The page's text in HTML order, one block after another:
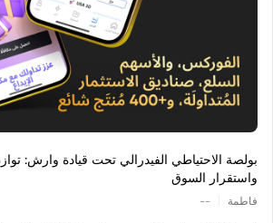
بولصة الاحتياطي الفيدرالي تحت قيادة وارش:
واستقرار السوق
فاطمة --